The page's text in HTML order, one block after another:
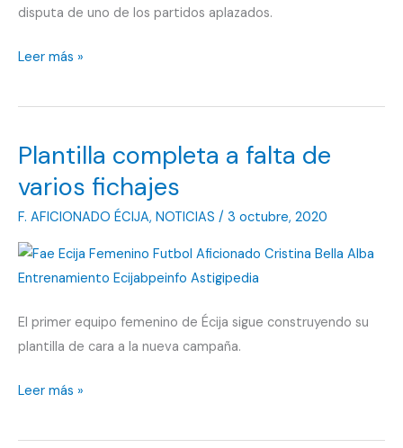
disputa de uno de los partidos aplazados.
Abran
vuelve
Sanz
Leer más »
Plantilla completa a falta de
varios fichajes
F. AFICIONADO ÉCIJA, NOTICIAS / 3 octubre, 2020
El primer equipo femenino de Écija sigue construyendo su
plantilla de cara a la nueva campaña.
Plantilla
a
Leer más »